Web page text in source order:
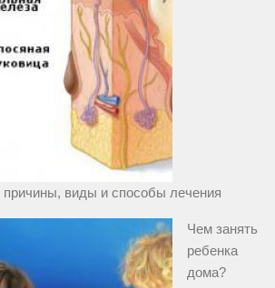
причины, виды и способы лечения
Чем занять
ребенка
дома?